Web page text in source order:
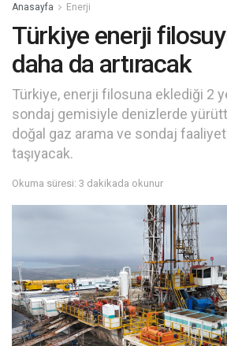
Anasayfa Enerji
Türkiye enerji
daha da artıracak
Türkiye, enerji filosuna eklediği 2
sondaj gemisiyle denizlerde
doğal gaz arama ve sondaj
taşıyacak.
Okuma süresi: 3 dakikada okunur